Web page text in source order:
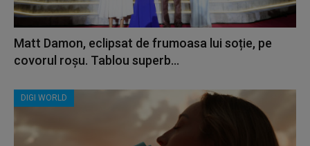
Matt Damon, eclipsat de frumoasa lui soție, pe
covorul roșu. Tablou superb...
DIGI WORLD